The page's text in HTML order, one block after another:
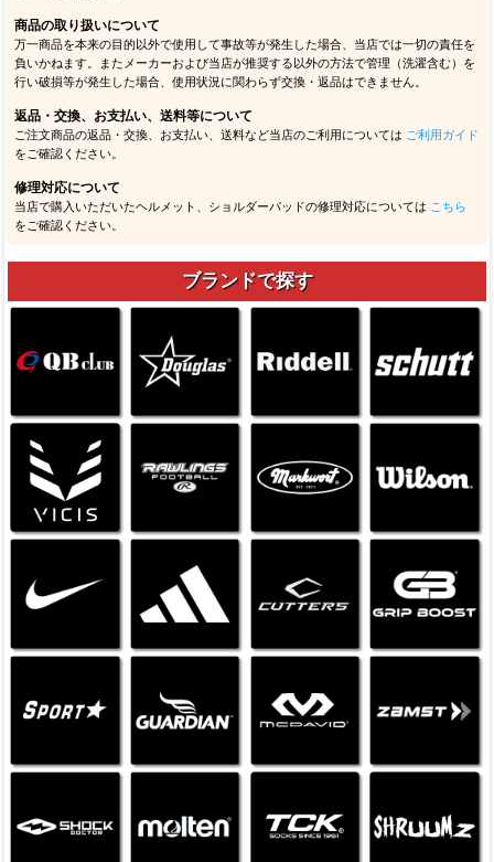
商品の取り扱いについて
万一商品を本来の目的以外で使用して事故等が発生した場合、当店では一切の責任を
負いかねます。またメーカーおよび当店が推奨する以外の方法で管理（洗濯含む）を
行い破損等が発生した場合、使用状況に関わらず交換・返品はできません。
返品・交換、お支払い、送料等について
ご注文商品の返品・交換、お支払い、送料など当店のご利用については ご利用ガイド
をご確認ください。
修理対応について
当店で購入いただいたヘルメット、ショルダーパッドの修理対応については こちら
をご確認ください。
ブランドで探す